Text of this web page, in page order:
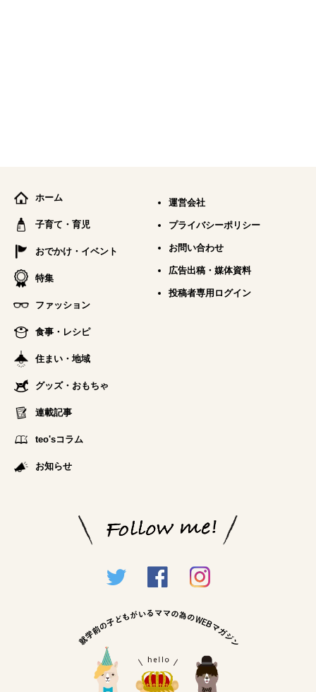
ホーム
子育て・育児
おでかけ・イベント
特集
ファッション
食事・レシピ
住まい・地域
グッズ・おもちゃ
連載記事
teo'sコラム
お知らせ
運営会社
プライバシーポリシー
お問い合わせ
広告出稿・媒体資料
投稿者専用ログイン